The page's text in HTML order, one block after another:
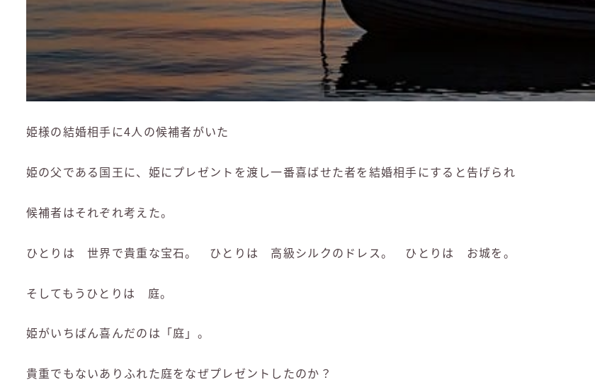
姫様の結婚相手に4人の候補者がいた
姫の父である国王に、姫にプレゼントを渡し一番喜ばせた者を結婚相手にすると告げられ
候補者はそれぞれ考えた。
ひとりは 世界で貴重な宝石。 ひとりは 高級シルクのドレス。 ひとりは お城を。
そしてもうひとりは 庭。
姫がいちばん喜んだのは「庭」。
貴重でもないありふれた庭をなぜプレゼントしたのか？